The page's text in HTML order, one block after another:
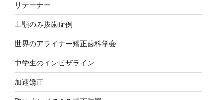
リテーナー
上顎のみ抜歯症例
世界のアライナー矯正歯科学会
中学生のインビザライン
加速矯正